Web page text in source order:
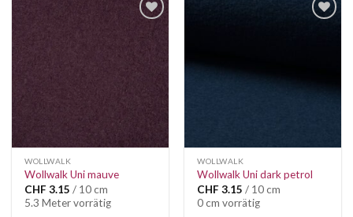
WOLLWALK
Wollwalk Uni mauve
CHF 3.15 / 10 cm
5.3 Meter vorrätig
WOLLWALK
Wollwalk Uni dark petrol
CHF 3.15 / 10 cm
0 cm vorrätig